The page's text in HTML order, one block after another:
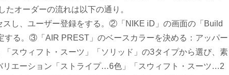
たオーダーの流れは以下の通り。
し、ユーザー登録をする。②「NIKE iD」の画面の「Build
する。③「AIR PREST」のベースカラーを決める：アッパー
スウィフト・スーツ」「ソリッド」の3タイプから選び、素
リエーション「ストライプ…6色」「スウィフト・スーツ…2